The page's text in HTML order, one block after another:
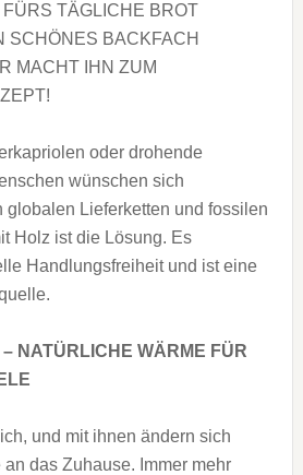
TÄGLICHE BROT
SCHÖNES BACKFACH
MACHT IHN ZUM
oder drohende
wünschen sich
globalen Lieferketten und fossilen
Holz ist die Lösung. Es
Handlungsfreiheit und ist eine
– NATÜRLICHE WÄRME FÜR
und mit ihnen ändern sich
das Zuhause. Immer mehr